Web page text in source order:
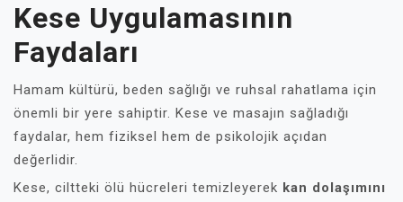
Kese Uygulamasının
Faydaları
Hamam kültürü, beden sağlığı ve ruhsal rahatlama için
önemli bir yere sahiptir. Kese ve masajın sağladığı
faydalar, hem fiziksel hem de psikolojik açıdan
değerlidir.
Kese, ciltteki ölü hücreleri temizleyerek kan dolaşımını